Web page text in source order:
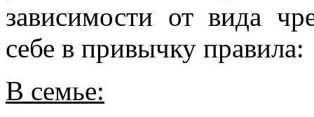
зависимости от вида
себе в привычку правила:
В семье: